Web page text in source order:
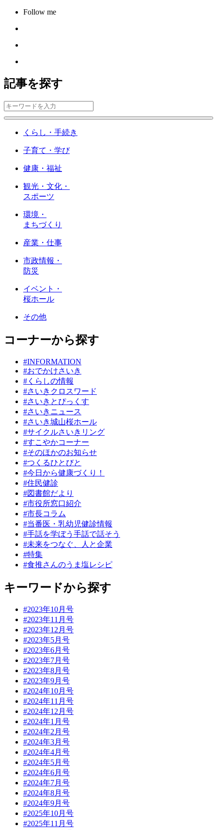
Follow me
記事を探す
くらし・手続き
子育て・学び
健康・福祉
観光・文化・
スポーツ
環境・
まちづくり
産業・仕事
市政情報・
防災
イベント・
桜ホール
その他
コーナーから探す
#INFORMATION
#おでかけさいき
#くらしの情報
#さいきクロスワード
#さいきとぴっくす
#さいきニュース
#さいき城山桜ホール
#サイクルさいきリング
#すこやかコーナー
#そのほかのお知らせ
#つくるひとびと
#今日から健康づくり！
#住民健診
#図書館だより
#市役所窓口紹介
#市長コラム
#当番医・乳幼児健診情報
#手話を学ぼう手話で話そう
#未来をつなぐ、人と企業
#特集
#食推さんのうま塩レシピ
キーワードから探す
#2023年10月号
#2023年11月号
#2023年12月号
#2023年5月号
#2023年6月号
#2023年7月号
#2023年8月号
#2023年9月号
#2024年10月号
#2024年11月号
#2024年12月号
#2024年1月号
#2024年2月号
#2024年3月号
#2024年4月号
#2024年5月号
#2024年6月号
#2024年7月号
#2024年8月号
#2024年9月号
#2025年10月号
#2025年11月号